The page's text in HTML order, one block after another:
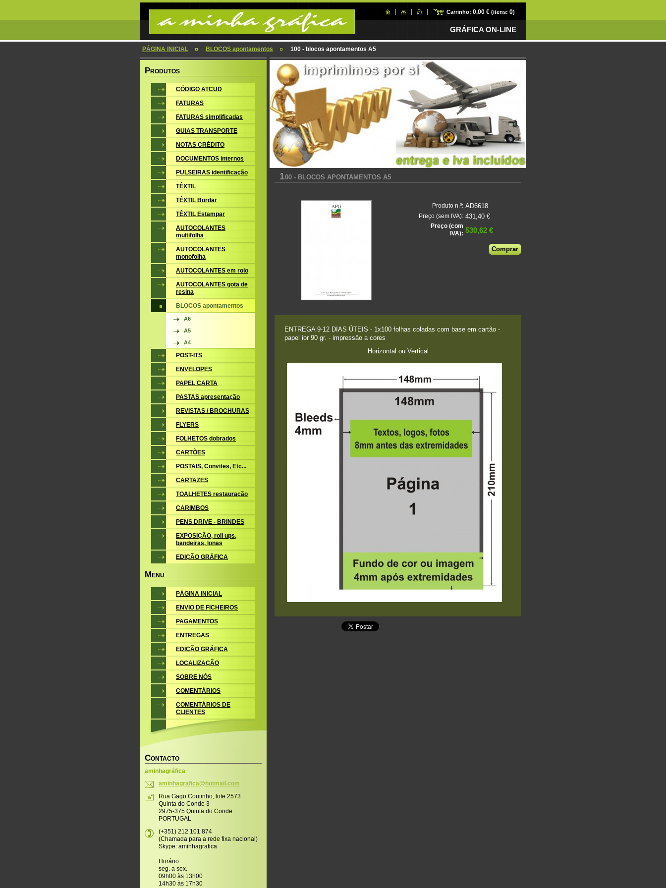
Carrinho: 0,00 € (itens: 0)
GRÁFICA ON-LINE
PÁGINA INICIAL BLOCOS apontamentos 100 - blocos apontamentos A5
100 - BLOCOS APONTAMENTOS A5
Produto n.º: AD6618
Preço (sem IVA): 431,40 €
Preço (com
IVA): 530,62 €
ENTREGA 9-12 DIAS ÚTEIS - 1x100 folhas coladas com base em cartão -
papel ior 90 gr. - impressão a cores
Horizontal ou Vertical
PRODUTOS
CÓDIGO ATCUD
FATURAS
FATURAS simplificadas
GUIAS TRANSPORTE
NOTAS CRÉDITO
DOCUMENTOS internos
PULSEIRAS identificação
TÊXTIL
TÊXTIL Bordar
TÊXTIL Estampar
AUTOCOLANTES
multifolha
AUTOCOLANTES
monofolha
AUTOCOLANTES em rolo
AUTOCOLANTES gota de
resina
BLOCOS apontamentos
A6
A5
A4
POST-ITS
ENVELOPES
PAPEL CARTA
PASTAS apresentação
REVISTAS / BROCHURAS
FLYERS
FOLHETOS dobrados
CARTÕES
POSTAIS, Convites, Etc...
CARTAZES
TOALHETES restauração
CARIMBOS
PENS DRIVE - BRINDES
EXPOSIÇÃO, roll ups,
bandeiras, lonas
EDIÇÃO GRÁFICA
M ENU
PÁGINA INICIAL
ENVIO DE FICHEIROS
PAGAMENTOS
ENTREGAS
EDIÇÃO GRÁFICA
LOCALIZAÇÃO
SOBRE NÓS
COMENTÁRIOS
COMENTÁRIOS DE
CLIENTES
CONTACTO
aminhagráfica
aminhagrafica@hotmail.com
Rua Gago Coutinho, lote 2573
Quinta do Conde 3
2975-375 Quinta do Conde
PORTUGAL
(+351) 212 101 874
(Chamada para a rede fixa nacional)
Skype: aminhagrafica
Horário:
seg. a sex.
09h00 às 13h00
14h30 às 17h30